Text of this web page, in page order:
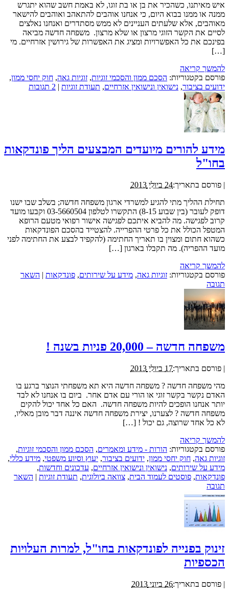
איש מאיתנו, כשהכיר את בן או בת זוגו, לא באמת חשב שהוא יתגרש
ממנה או ממנו בבוא היום, כי אנחנו אוהבים להתאהב ואוהבים להישאר
מאוהבים, אלא שלעתים העניינים לא ממש מסתדרים ואנחנו נאלצים
לסיים את הקשר הזוגי מרצון או שלא מרצון. משפחה חדשה מביאה
בפינכם את כל האפשרויות ומציג את האפשרות של גירושין אזרחיים. מי
[…]
להמשך קריאה
פורסם בקטגוריות: הסכם ממון והסכמי זוגיות, זוגיות גאה, חוק יחסי ממון,
ידועים בציבור, נישואין ונישואין אזרחיים, תעודת זוגיות | 2 תגובות
מידע להורים מיועדים המבצעים הליך פונדקאות
בחו"ל
| פורסם בתאריך:24 ביולי 2013
תחילת ההליך מתי להגיע למשרדי ארגון משפחה חדשה; בשלב שבו ישנו
דופק לעובר (בין שבוע 8-15) התקשרו לטלפון 03-5660504 וקבעו מועד
קרוב לפגישה. מה להביא איתכם לפגישה אישור רפואי מטעם הרופא
המטפל הכולל את כל פרטי ההפרייה. להצטייד בהסכם הפונדקאות
כשהוא חתום ומצוין בו תאריך החתימה (להקפיד לבצע את החתימה לפני
מועד ההפריה). מה תקבלו בארגון […]
להמשך קריאה
פורסם בקטגוריות: זוגיות גאה, מידע על שירותים, פונדקאות | השאר
תגובה
משפחה חדשה – 20,000 פניות בשנה !
| פורסם בתאריך:17 ביולי 2013
מהי משפחה חדשה ? משפחה חדשה היא תא משפחתי הנוצר ברגע בו
האדם נקשר בקשר זוגי או הורי עם אדם אחר. ביום בו אנחנו לא לבד
יותר אנחנו הופכים להיות משפחה חדשה. האם כל אחד יכול להקים
משפחה חדשה ? לצערנו, יצירת משפחה חדשה איננה דבר מובן מאליו,
לא כל אחד שרוצה, גם יכול ! […]
להמשך קריאה
פורסם בקטגוריות: הורות - מידע ומאמרים, הסכם ממון והסכמי זוגיות,
זוגיות גאה, חוק יחסי ממון, ידועים בציבור, יעוץ וסיוע משפטי, מידע כללי,
מידע על שירותים, נישואין ונישואין אזרחיים, עדכונים וחדשות,
פונדקאות, פוסטים לעמוד הבית, צוואה ביולוגית, תעודת זוגיות | השאר
תגובה
זינוק בפנייה לפונדקאות בחו"ל, למרות העלויות
הכספיות
| פורסם בתאריך:26 ביוני 2013